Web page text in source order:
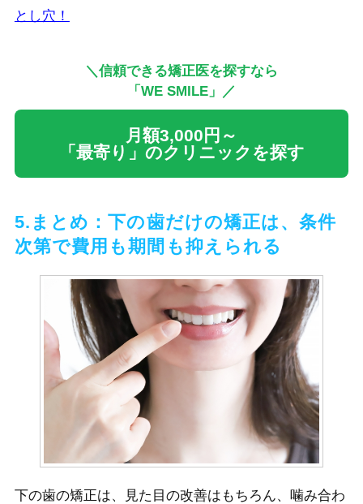
とし穴！
＼信頼できる矯正医を探すなら
「WE SMILE」／
月額3,000円～
「最寄り」のクリニックを探す
5.まとめ：下の歯だけの矯正は、条件
次第で費用も期間も抑えられる
下の歯の矯正は、見た目の改善はもちろん、噛み合わ